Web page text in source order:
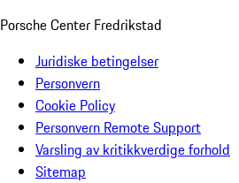
Porsche Center Fredrikstad
Juridiske betingelser
Personvern
Cookie Policy
Personvern Remote Support
Varsling av kritikkverdige forhold
Sitemap